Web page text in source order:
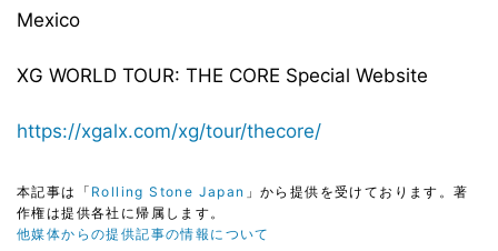
Mexico
XG WORLD TOUR: THE CORE Special Website
https://xgalx.com/xg/tour/thecore/
本記事は「 Rolling Stone Japan 」から提供を受けております。著
作権は提供各社に帰属します。
他媒体からの提供記事の情報について